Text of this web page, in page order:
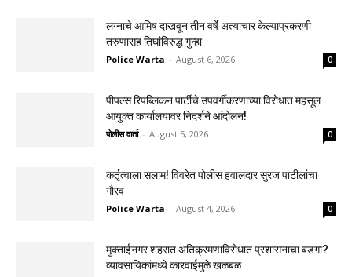
लग्नाचे आमिष दाखवून तीन वर्षे अत्याचार केल्याप्रकरणी
तरुणासह तिघांविरुद्ध गुन्हा
Police Warta - August 6, 2026 0
पीपल्स रिपब्लिकन पार्टीचे उपवर्गीकरणाच्या विरोधात महसूल
आयुक्त कार्यालयावर निदर्शने आंदोलन!
पोलीस वार्ता - August 5, 2026 0
कर्तृत्वाला सलाम! विवरेत पोलीस हवालदार सुरज पाटीलांचा
गौरव
Police Warta - August 4, 2026 0
मुक्ताईनगर शहरात अतिक्रमणाविरोधात प्रशासनाचा बडगा?
व्यावसायिकांमध्ये कारवाईमुळे खळबळ